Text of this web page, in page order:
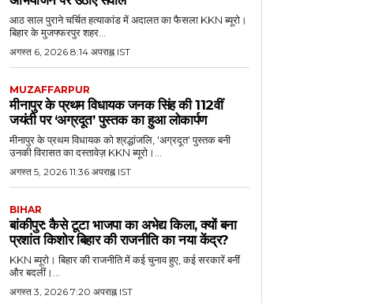
आठ साल पुराने चर्चित हत्याकांड में अदालत का फैसला KKN ब्यूरो।
बिहार के मुजफ्फरपुर शहर...
अगस्त 6, 2026 8:14 अपराह्न IST
MUZAFFARPUR
मीनापुर के प्रथम विधायक जनक सिंह की 112वीं
जयंती पर ‘अग्रदूत’ पुस्तक का हुआ लोकार्पण
मीनापुर के प्रथम विधायक को श्रद्धांजलि, 'अग्रदूत' पुस्तक बनी
उनकी विरासत का दस्तावेज़ KKN ब्यूरो।...
अगस्त 5, 2026 11:36 अपराह्न IST
BIHAR
बांकीपुर: कैसे टूटा भाजपा का अभेद्य किला, क्यों बना
प्रशांत किशोर बिहार की राजनीति का नया केंद्र?
KKN ब्यूरो। बिहार की राजनीति में कई चुनाव हुए, कई सरकारें बनीं
और बदलीं।...
अगस्त 3, 2026 7:20 अपराह्न IST